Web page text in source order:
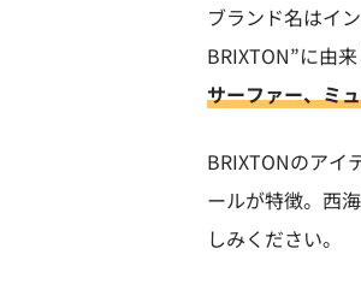
ブランド名はイ
BRIXTON”に由来
サーファー、ミ
BRIXTONのアイ
ールが特徴。西
しみください。